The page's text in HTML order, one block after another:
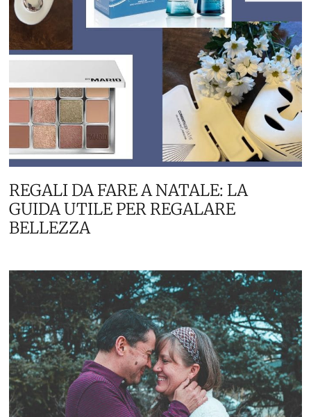
REGALI DA FARE A NATALE: LA
GUIDA UTILE PER REGALARE
BELLEZZA